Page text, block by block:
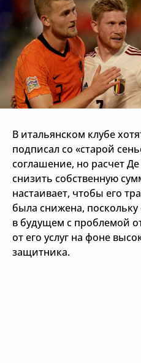
В итальянском клубе
подписал со «старой
соглашение, но расчет
снизить собственную
настаивает, чтобы его
была снижена, поскольку
в будущем с проблемой
от его услуг на фоне
защитника.